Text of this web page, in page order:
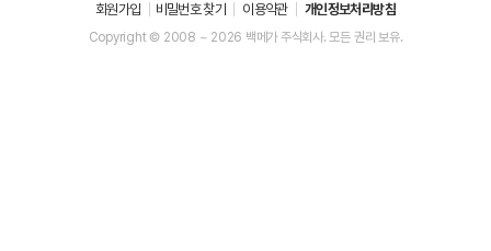
회원가입 비밀번호 찾기 이용약관 개인정보처리방침
Copyright © 2008 ~ 2026 백메가 주식회사. 모든 권리 보유.